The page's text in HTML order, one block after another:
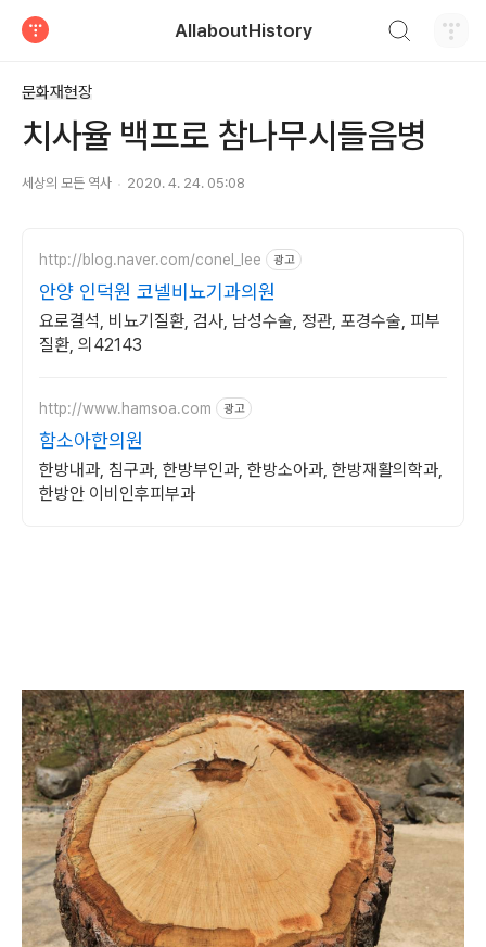
AllaboutHistory
문화재현장
치사율 백프로 참나무시들음병
세상의 모든 역사 2020. 4. 24. 05:08
http://blog.naver.com/conel_lee 광고
안양 인덕원 코넬비뇨기과의원
요로결석, 비뇨기질환, 검사, 남성수술, 정관, 포경수술, 피부
질환, 의42143
http://www.hamsoa.com 광고
함소아한의원
한방내과, 침구과, 한방부인과, 한방소아과, 한방재활의학과,
한방안 이비인후피부과